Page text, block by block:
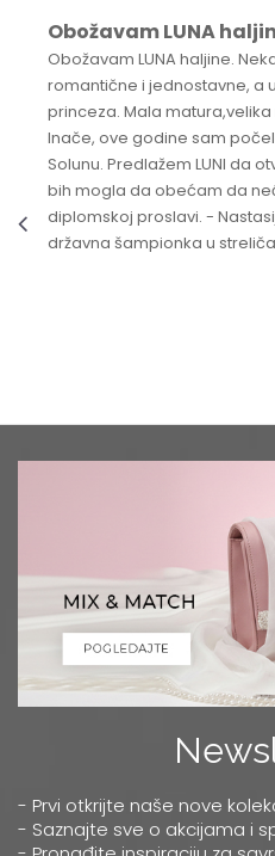
Obožavam LUNA
Obožavam LUNA haljine.
romantične i jednostavne, a
princeza. Mala matura,velika
Inače, ove godine sam
Solunu. Predlažem LUNI da
bih mogla da obećam da
diplomskoj proslavi. -
državna šampionka u
- Prvi otkrijte naše nove
- Saznajte sve o akcijama i